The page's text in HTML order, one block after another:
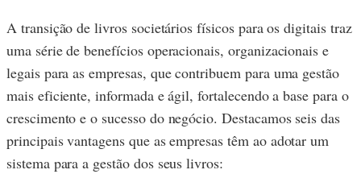
A transição de livros societários físicos para os digitais traz
uma série de benefícios operacionais, organizacionais e
legais para as empresas, que contribuem para uma gestão
mais eficiente, informada e ágil, fortalecendo a base para o
crescimento e o sucesso do negócio. Destacamos seis das
principais vantagens que as empresas têm ao adotar um
sistema para a gestão dos seus livros: